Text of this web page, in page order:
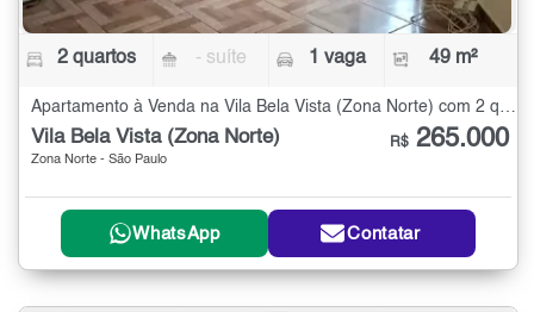
2 quartos - suíte 1 vaga 49 m²
Apartamento à Venda na Vila Bela Vista (Zona Norte) com 2 quartos - 49 m²
Vila Bela Vista (Zona Norte)
Zona Norte - São Paulo
R$ 265.000
WhatsApp Contatar